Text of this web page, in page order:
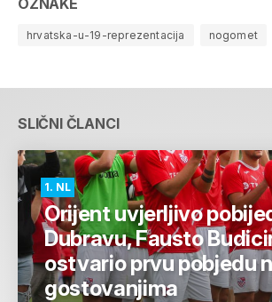
hrvatska-u-19-reprezentacija nogomet
SLIČNI ČLANCI
1. NL
Orijent uvjerljivo
Dubravu, Fausto
ostvario prvu pobjedu
gostovanjima